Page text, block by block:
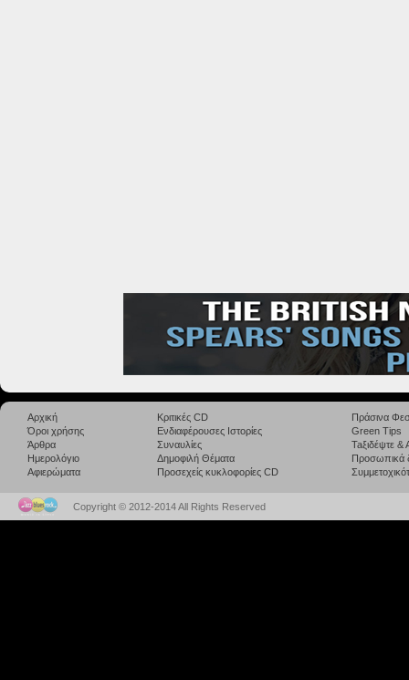
Αρχική
Όροι χρήσης
Άρθρα
Ημερολόγιο
Αφιερώματα
Κριτικές CD
Ενδιαφέρουσες Ιστορίες
Συναυλίες
Δημοφιλή Θέματα
Προσεχείς κυκλοφορίες CD
Πράσινα
Green Tips
Taξιδέψτε
Προσωπικά
Copyright © 2012-2014 All Rights Reserved